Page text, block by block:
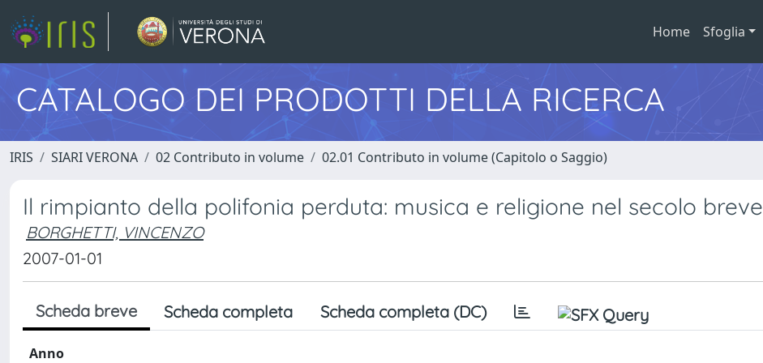
Home Sfoglia
CATALOGO DEI PRODOTTI DELLA RICERCA
IRIS SIARI VERONA 02 Contributo in volume 02.01 Contributo in volume (Capitolo o Saggio)
Il rimpianto della polifonia perduta: musica e religione nel secolo breve
BORGHETTI, VINCENZO
2007-01-01
Scheda breve Scheda completa Scheda completa (DC)
Anno